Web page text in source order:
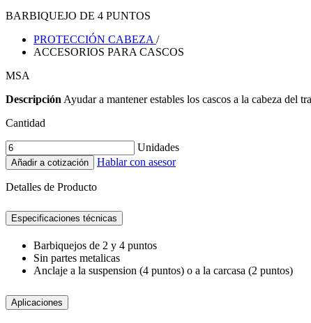
BARBIQUEJO DE 4 PUNTOS
PROTECCIÓN CABEZA /
ACCESORIOS PARA CASCOS
MSA
Descripción Ayudar a mantener estables los cascos a la cabeza del
Cantidad
Unidades
Añadir a cotización Hablar con asesor
Detalles de Producto
Especificaciones técnicas
Barbiquejos de 2 y 4 puntos
Sin partes metalicas
Anclaje a la suspension (4 puntos) o a la carcasa (2 puntos)
Aplicaciones